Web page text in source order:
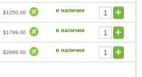
$1250.00 в наличии
$1799.00 в наличии
$2899.00 в наличии